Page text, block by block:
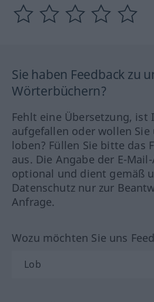
Sie haben Feedback zu
Wörterbüchern?
Fehlt eine Übersetzung, ist
aufgefallen oder wollen Sie
loben? Füllen Sie bitte das
aus. Die Angabe der E-
optional und dient gemäß
Datenschutz nur zur
Anfrage.
Wozu möchten Sie uns